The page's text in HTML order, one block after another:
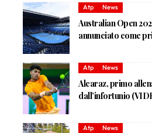
Atp News
Australian Open
annunciato come
Atp News
Alcaraz, primo
dall’infortunio
Atp News